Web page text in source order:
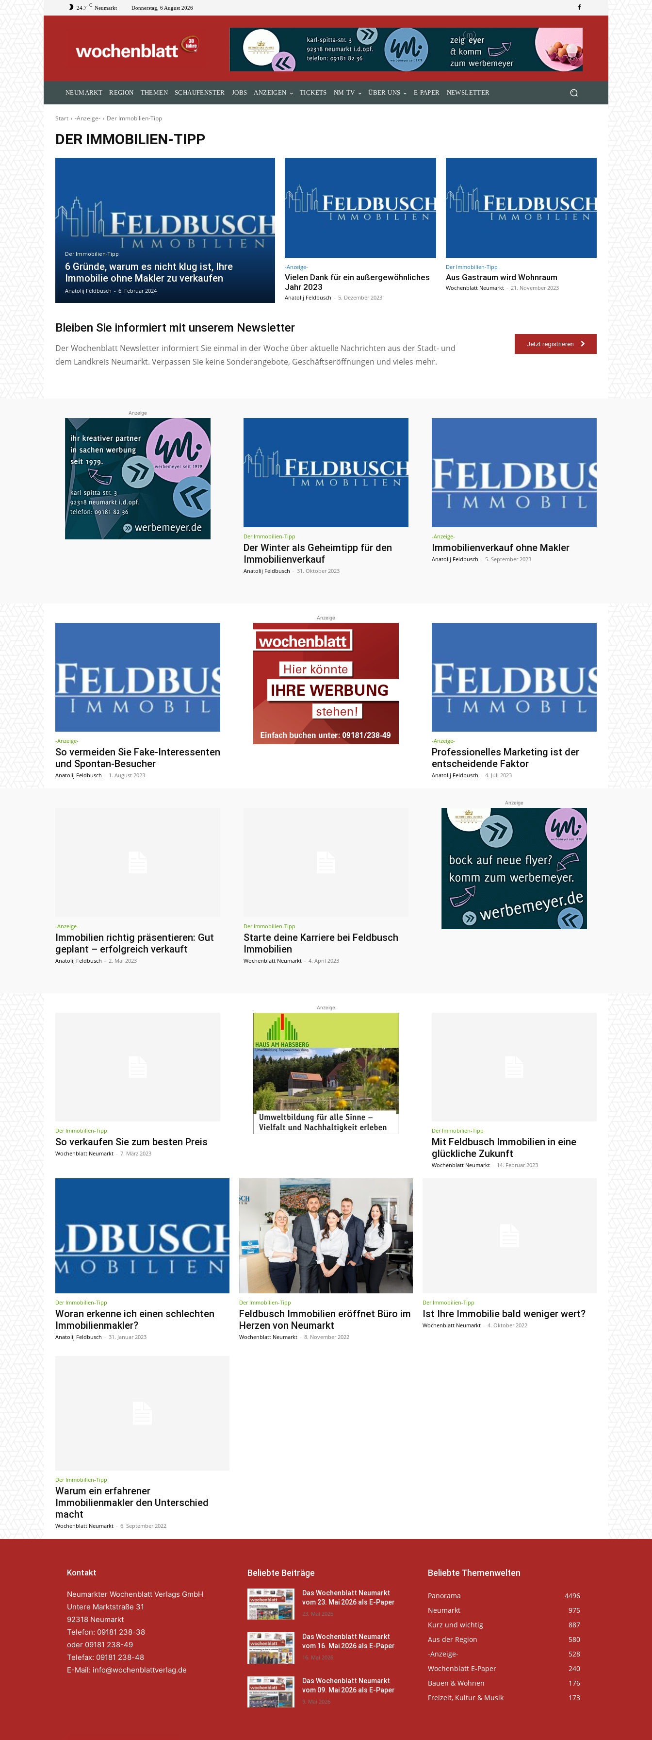
24.7 C Neumarkt Donnerstag, 6 August 2026
NEUMARKT REGION THEMEN SCHAUFENSTER JOBS ANZEIGEN TICKETS NM-TV ÜBER UNS E-PAPER NEWSLETTER
Start -Anzeige- Der Immobilien-Tipp
DER IMMOBILIEN-TIPP
Der Immobilien-Tipp
6 Gründe, warum es nicht klug ist, Ihre
Immobilie ohne Makler zu verkaufen
Anatolij Feldbusch - 6. Februar 2024
-Anzeige-
Vielen Dank für ein außergewöhnliches
Jahr 2023
Anatolij Feldbusch - 5. Dezember 2023
Der Immobilien-Tipp
Aus Gastraum wird Wohnraum
Wochenblatt Neumarkt - 21. November 2023
Bleiben Sie informiert mit unserem Newsletter
Der Wochenblatt Newsletter informiert Sie einmal in der Woche über aktuelle Nachrichten aus der Stadt- und
dem Landkreis Neumarkt. Verpassen Sie keine Sonderangebote, Geschäftseröffnungen und vieles mehr.
Jetzt registrieren
Anzeige
Der Immobilien-Tipp
Der Winter als Geheimtipp für den
Immobilienverkauf
Anatolij Feldbusch - 31. Oktober 2023
-Anzeige-
Immobilienverkauf ohne Makler
Anatolij Feldbusch - 5. September 2023
-Anzeige-
So vermeiden Sie Fake-Interessenten
und Spontan-Besucher
Anatolij Feldbusch - 1. August 2023
Anzeige
-Anzeige-
Professionelles Marketing ist der
entscheidende Faktor
Anatolij Feldbusch - 4. Juli 2023
-Anzeige-
Immobilien richtig präsentieren: Gut
geplant – erfolgreich verkauft
Anatolij Feldbusch - 2. Mai 2023
Der Immobilien-Tipp
Starte deine Karriere bei Feldbusch
Immobilien
Wochenblatt Neumarkt - 4. April 2023
Anzeige
Der Immobilien-Tipp
So verkaufen Sie zum besten Preis
Wochenblatt Neumarkt - 7. März 2023
Anzeige
Der Immobilien-Tipp
Mit Feldbusch Immobilien in eine
glückliche Zukunft
Wochenblatt Neumarkt - 14. Februar 2023
Der Immobilien-Tipp
Woran erkenne ich einen schlechten
Immobilienmakler?
Anatolij Feldbusch - 31. Januar 2023
Der Immobilien-Tipp
Feldbusch Immobilien eröffnet Büro im
Herzen von Neumarkt
Wochenblatt Neumarkt - 8. November 2022
Der Immobilien-Tipp
Ist Ihre Immobilie bald weniger wert?
Wochenblatt Neumarkt - 4. Oktober 2022
Der Immobilien-Tipp
Warum ein erfahrener
Immobilienmakler den Unterschied
macht
Wochenblatt Neumarkt - 6. September 2022
Kontakt
Neumarkter Wochenblatt Verlags GmbH
Untere Marktstraße 31
92318 Neumarkt
Telefon: 09181 238-38
oder 09181 238-49
Telefax: 09181 238-48
E-Mail: info@wochenblattverlag.de
Beliebte Beiträge
Das Wochenblatt Neumarkt
vom 23. Mai 2026 als E-Paper
23. Mai 2026
Das Wochenblatt Neumarkt
vom 16. Mai 2026 als E-Paper
16. Mai 2026
Das Wochenblatt Neumarkt
vom 09. Mai 2026 als E-Paper
9. Mai 2026
Beliebte Themenwelten
Panorama
4496
Neumarkt
975
Kurz und wichtig
887
Aus der Region
580
-Anzeige-
528
Wochenblatt E-Paper
240
Bauen & Wohnen
176
Freizeit, Kultur & Musik
173